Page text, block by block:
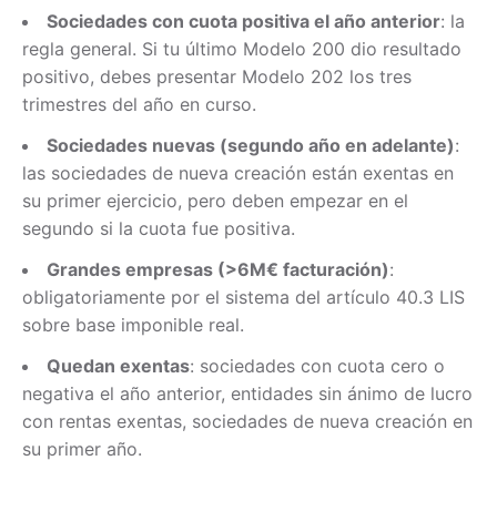
Sociedades con cuota positiva el año anterior: la
regla general. Si tu último Modelo 200 dio resultado
positivo, debes presentar Modelo 202 los tres
trimestres del año en curso.
Sociedades nuevas (segundo año en adelante):
las sociedades de nueva creación están exentas en
su primer ejercicio, pero deben empezar en el
segundo si la cuota fue positiva.
Grandes empresas (>6M€ facturación):
obligatoriamente por el sistema del artículo 40.3 LIS
sobre base imponible real.
Quedan exentas: sociedades con cuota cero o
negativa el año anterior, entidades sin ánimo de lucro
con rentas exentas, sociedades de nueva creación en
su primer año.